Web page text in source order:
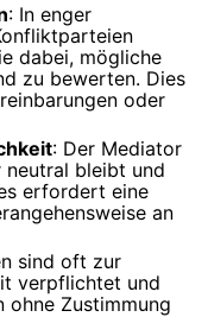
: In enger
dabei, mögliche
zu bewerten. Dies
oder
: Der Mediator
neutral bleibt und
erfordert eine
an
sind oft zur
verpflichtet und
ohne Zustimmung